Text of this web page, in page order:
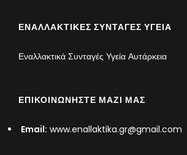
ΕΝΑΛΛΑΚΤΙΚΈΣ ΣΥΝΤΑΓΈΣ ΥΓΕΊΑ
Εναλλακτικά Συνταγές Υγεία Αυτάρκεια
ΕΠΙΚΟΙΝΩΝΉΣΤΕ ΜΑΖΊ ΜΑΣ
Email: www.enallaktika.gr@gmail.com